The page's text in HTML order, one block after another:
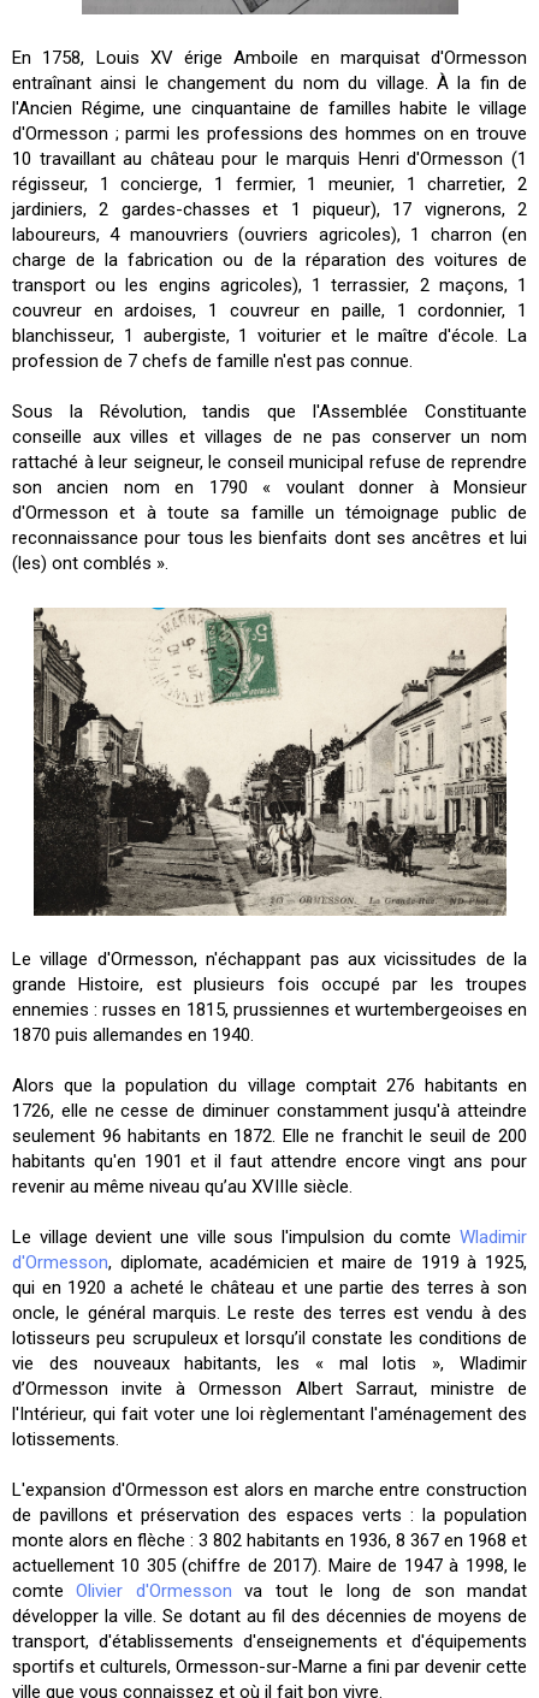
En 1758, Louis XV érige Amboile en marquisat d'Ormesson
entraînant ainsi le changement du nom du village. À la fin de
l'Ancien Régime, une cinquantaine de familles habite le village
d'Ormesson ; parmi les professions des hommes on en trouve
10 travaillant au château pour le marquis Henri d'Ormesson (1
régisseur, 1 concierge, 1 fermier, 1 meunier, 1 charretier, 2
jardiniers, 2 gardes-chasses et 1 piqueur), 17 vignerons, 2
laboureurs, 4 manouvriers (ouvriers agricoles), 1 charron (en
charge de la fabrication ou de la réparation des voitures de
transport ou les engins agricoles), 1 terrassier, 2 maçons, 1
couvreur en ardoises, 1 couvreur en paille, 1 cordonnier, 1
blanchisseur, 1 aubergiste, 1 voiturier et le maître d'école. La
profession de 7 chefs de famille n'est pas connue.
Sous la Révolution, tandis que l'Assemblée Constituante
conseille aux villes et villages de ne pas conserver un nom
rattaché à leur seigneur, le conseil municipal refuse de reprendre
son ancien nom en 1790 « voulant donner à Monsieur
d'Ormesson et à toute sa famille un témoignage public de
reconnaissance pour tous les bienfaits dont ses ancêtres et lui
(les) ont comblés ».
Le village d'Ormesson, n'échappant pas aux vicissitudes de la
grande Histoire, est plusieurs fois occupé par les troupes
ennemies : russes en 1815, prussiennes et wurtembergeoises en
1870 puis allemandes en 1940.
Alors que la population du village comptait 276 habitants en
1726, elle ne cesse de diminuer constamment jusqu'à atteindre
seulement 96 habitants en 1872. Elle ne franchit le seuil de 200
habitants qu'en 1901 et il faut attendre encore vingt ans pour
revenir au même niveau qu’au XVIIIe siècle.
Le village devient une ville sous l'impulsion du comte Wladimir
d'Ormesson, diplomate, académicien et maire de 1919 à 1925,
qui en 1920 a acheté le château et une partie des terres à son
oncle, le général marquis. Le reste des terres est vendu à des
lotisseurs peu scrupuleux et lorsqu’il constate les conditions de
vie des nouveaux habitants, les « mal lotis », Wladimir
d’Ormesson invite à Ormesson Albert Sarraut, ministre de
l'Intérieur, qui fait voter une loi règlementant l'aménagement des
lotissements.
L'expansion d'Ormesson est alors en marche entre construction
de pavillons et préservation des espaces verts : la population
monte alors en flèche : 3 802 habitants en 1936, 8 367 en 1968 et
actuellement 10 305 (chiffre de 2017). Maire de 1947 à 1998, le
comteOlivier d'Ormesson va tout le long de son mandat
développer la ville. Se dotant au fil des décennies de moyens de
transport, d'établissements d'enseignements et d'équipements
sportifs et culturels, Ormesson-sur-Marne a fini par devenir cette
ville que vous connaissez et où il fait bon vivre.